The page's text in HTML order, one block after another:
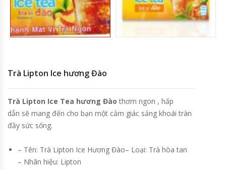
Trà Lipton Ice hương Đào
Trà Lipton Ice Tea hương Đào thơm ngon , hấp
dẫn sẽ mang đến cho bạn một cảm giác sảng khoái tràn
đầy sức sống.
– Tên: Trà Lipton Ice Hương Đào– Loại: Trà hòa tan
– Nhãn hiệu: Lipton